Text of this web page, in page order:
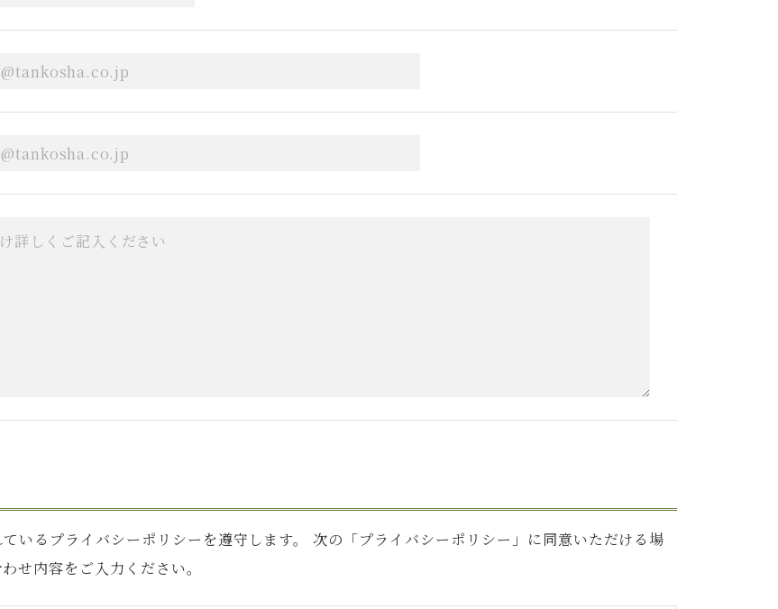
いるプライバシーポリシーを遵守します。 次の「プライバシーポリシー」に同意いただける場
せ内容をご入力ください。